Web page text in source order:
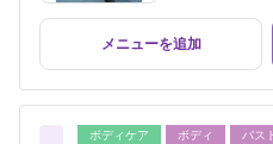
メニューを追加
ボディケア ボディ バス